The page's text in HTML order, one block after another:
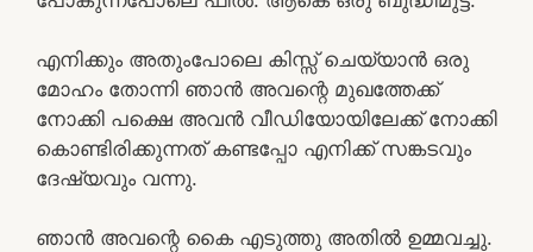
എനിക്കും അതുംപോലെ കിസ്സ് ചെയ്യാൻ ഒരു
മോഹം തോന്നി ഞാൻ അവന്റെ മുഖത്തേക്ക്
നോക്കി പക്ഷെ അവൻ വീഡിയോയിലേക്ക് നോക്കി
കൊണ്ടിരിക്കുന്നത് കണ്ടപ്പോ എനിക്ക് സങ്കടവും
ദേഷ്യവും വന്നു.
ഞാൻ അവന്റെ കൈ എടുത്തു അതിൽ ഉമ്മവച്ചു.